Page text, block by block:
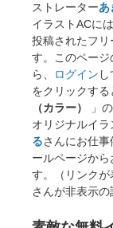
ストレーターあ
イラストACに
投稿されたフリ
す。このペー
ら、
ログイン
をクリックする
（カラー）
」
オリジナルイ
るさんにお仕
ールページか
す。（リンク
さんが非表示の